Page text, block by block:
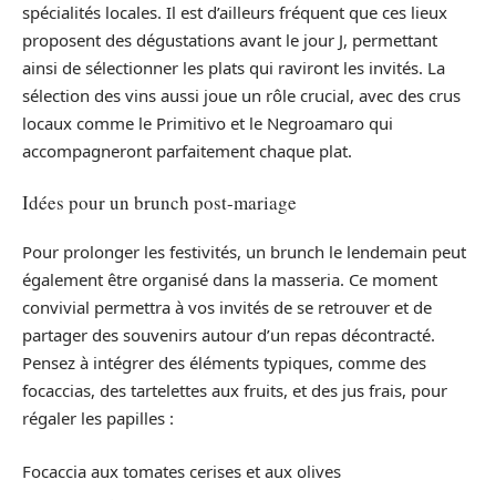
spécialités locales. Il est d’ailleurs fréquent que ces lieux
proposent des dégustations avant le jour J, permettant
ainsi de sélectionner les plats qui raviront les invités. La
sélection des vins aussi joue un rôle crucial, avec des crus
locaux comme le Primitivo et le Negroamaro qui
accompagneront parfaitement chaque plat.
Idées pour un brunch post-mariage
Pour prolonger les festivités, un brunch le lendemain peut
également être organisé dans la masseria. Ce moment
convivial permettra à vos invités de se retrouver et de
partager des souvenirs autour d’un repas décontracté.
Pensez à intégrer des éléments typiques, comme des
focaccias, des tartelettes aux fruits, et des jus frais, pour
régaler les papilles :
Focaccia aux tomates cerises et aux olives